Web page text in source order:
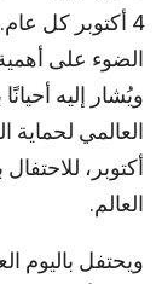
4 أكتوبر كل
الضوء على أهمية
ويُشار إليه
العالمي
أكتوبر،
العالم.